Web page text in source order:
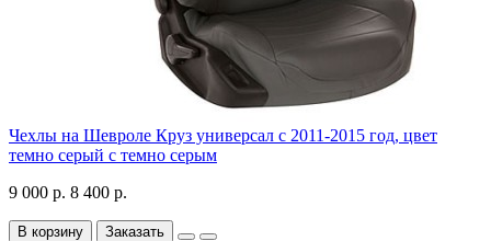
Чехлы на Шевроле Круз универсал с 2011-2015 год, цвет
темно серый с темно серым
9 000 р. 8 400 р.
В корзину Заказать